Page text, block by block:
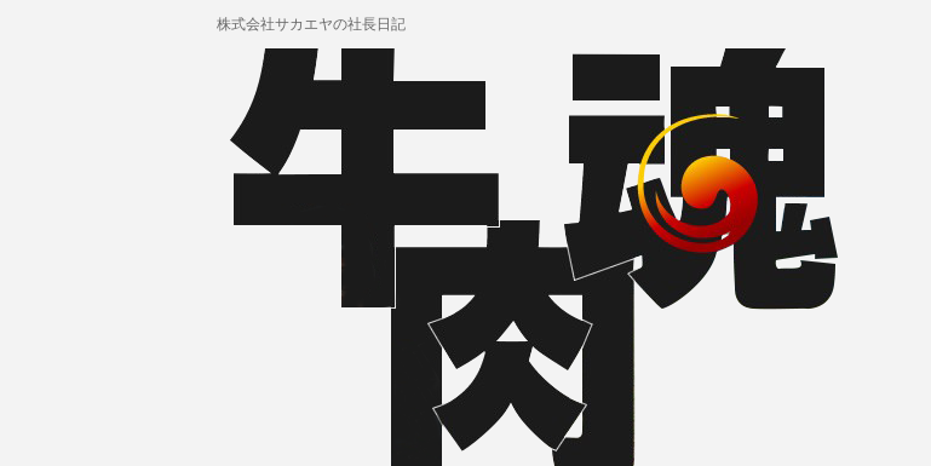
株式会社サカエヤの社長日記